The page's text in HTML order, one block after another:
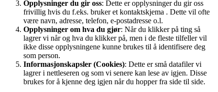
Opplysninger du gir oss: Dette er opplysninger du gir oss
frivillig hvis du f.eks. bruker et kontaktskjema . Dette vil ofte
være navn, adresse, telefon, e-postadresse o.l.
Opplysninger om hva du gjør: Når du klikker på ting så
lagrer vi når og hva du klikker på, men i de fleste tilfeller vil
ikke disse opplysningene kunne brukes til å identifisere deg
som person.
Informasjonskapsler (Cookies): Dette er små datafiler vi
lagrer i nettleseren og som vi senere kan lese av igjen. Disse
brukes for å kjenne deg igjen når du hopper fra side til side.